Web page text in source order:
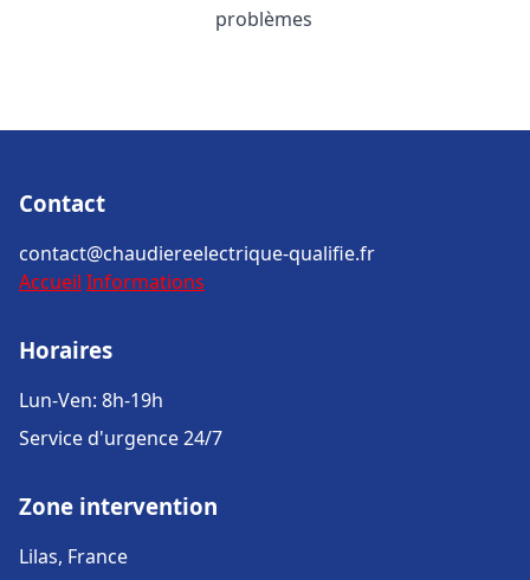
problèmes
Contact
contact@chaudiereelectrique-qualifie.fr
Accueil Informations
Horaires
Lun-Ven: 8h-19h
Service d'urgence 24/7
Zone intervention
Lilas, France